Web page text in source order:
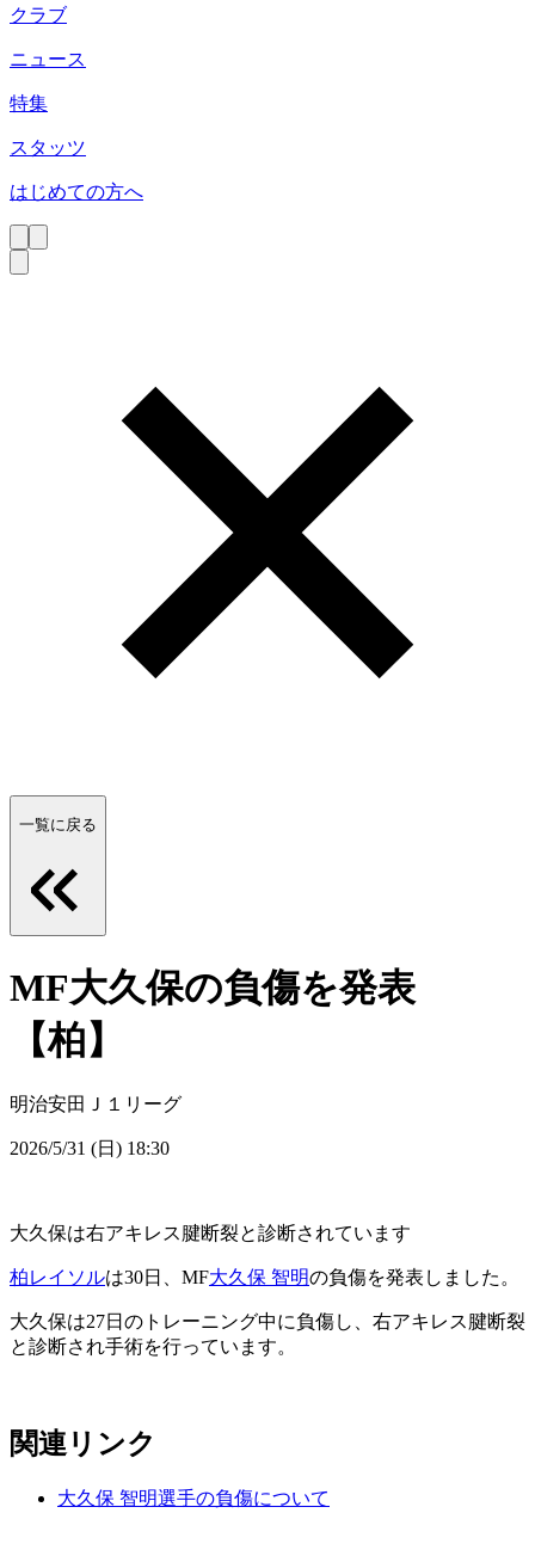
クラブ
ニュース
特集
スタッツ
はじめての方へ
一覧に戻る
MF大久保の負傷を発表
【柏】
明治安田Ｊ１リーグ
2026/5/31 (日) 18:30
大久保は右アキレス腱断裂と診断されています
柏レイソルは30日、MF大久保 智明の負傷を発表しました。
大久保は27日のトレーニング中に負傷し、右アキレス腱断裂
と診断され手術を行っています。
関連リンク
大久保 智明選手の負傷について